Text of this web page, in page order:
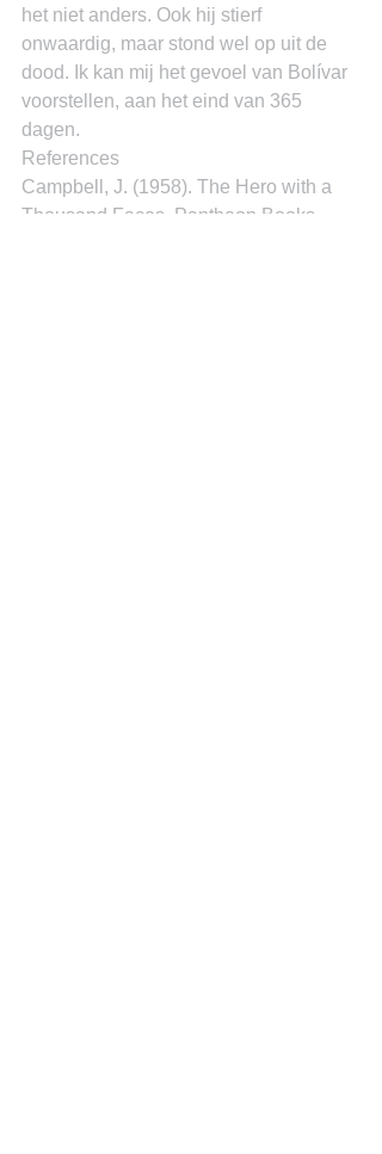
het niet anders. Ook hij stierf
onwaardig, maar stond wel op uit de
dood. Ik kan mij het gevoel van Bolívar
voorstellen, aan het eind van 365
dagen.
References
Campbell, J. (1958). The Hero with a
Thousand Faces. Pantheon Books.